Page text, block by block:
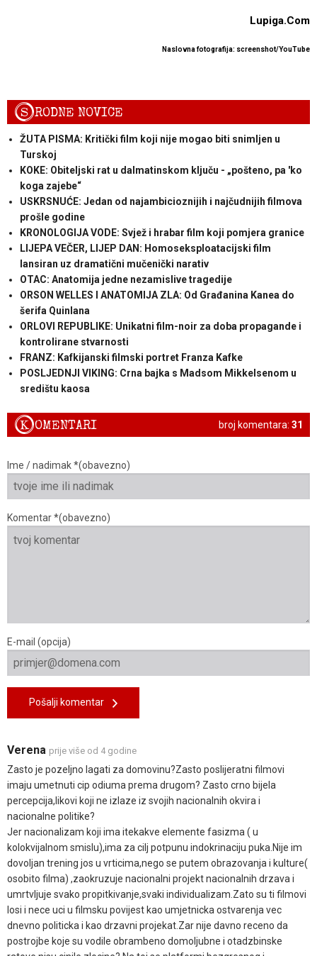
Lupiga.Com
Naslovna fotografija: screenshot/YouTube
SRODNE NOVICE
ŽUTA PISMA: Kritički film koji nije mogao biti snimljen u
Turskoj
KOKE: Obiteljski rat u dalmatinskom ključu - „pošteno, pa 'ko
koga zajebe“
USKRSNUĆE: Jedan od najambicioznijih i najčudnijih filmova
prošle godine
KRONOLOGIJA VODE: Svjež i hrabar film koji pomjera granice
LIJEPA VEČER, LIJEP DAN: Homoseksploatacijski film
lansiran uz dramatični mučenički narativ
OTAC: Anatomija jedne nezamislive tragedije
ORSON WELLES I ANATOMIJA ZLA: Od Građanina Kanea do
šerifa Quinlana
ORLOVI REPUBLIKE: Unikatni film-noir za doba propagande i
kontrolirane stvarnosti
FRANZ: Kafkijanski filmski portret Franza Kafke
POSLJEDNJI VIKING: Crna bajka s Madsom Mikkelsenom u
središtu kaosa
broj komentara: 31
KOMENTARI
Ime / nadimak *(obavezno)
Komentar *(obavezno)
E-mail (opcija)
Pošalji komentar
Verena prije više od 4 godine
Zasto je pozeljno lagati za domovinu?Zasto poslijeratni filmovi
imaju umetnuti cip odiuma prema drugom? Zasto crno bijela
percepcija,likovi koji ne izlaze iz svojih nacionalnih okvira i
nacionalne politike?
Jer nacionalizam koji ima itekakve elemente fasizma ( u
kolokvijalnom smislu),ima za cilj potpunu indokrinaciju puka.Nije im
dovoljan trening jos u vrticima,nego se putem obrazovanja i kulture(
osobito filma) ,zaokruzuje nacionalni projekt nacionalnih drzava i
umrtvljuje svako propitkivanje,svaki individualizam.Zato su ti filmovi
losi i nece uci u filmsku povijest kao umjetnicka ostvarenja vec
dnevno politicka i kao drzavni projekat.Zar nije davno receno da
postrojbe koje su vodile obrambeno domoljubne i otadzbinske